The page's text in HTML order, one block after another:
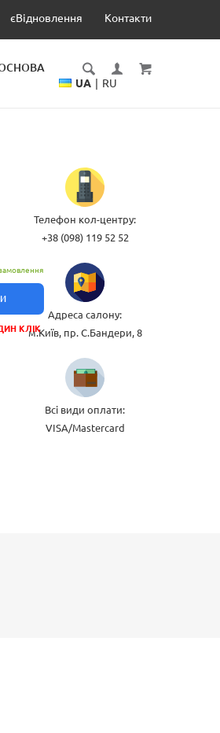
єВідновлення Контакти
UA RU
КЛІК
Телефон кол-центру:
+38 (098) 119 52 52
Адреса салону:
м.Київ, пр. С.Бандери, 8
Всі види оплати:
VISA/Mastercard